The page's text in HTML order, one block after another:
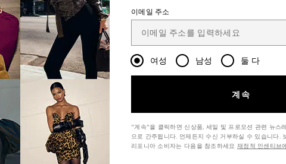
Mini Dress
Previous price:
Magda Butrym Strapless Mini Dress
REVOLVE
이메일 주소
여성 남성 둘 다
계속
"계속"을 클릭하면 신상품, 세일 및 프로모션 관련 뉴스
으로 간주됩니다. 언제든지 수신 거부하실 수 있습니다.
리포니아 소비자는 다음을 참조하세요 재정적 인센티브